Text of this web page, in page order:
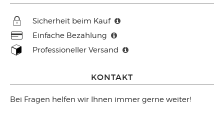
Sicherheit beim Kauf
Einfache Bezahlung
Professioneller Versand
KONTAKT
Bei Fragen helfen wir Ihnen immer gerne weiter!